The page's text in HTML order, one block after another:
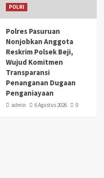
POLRI
Polres Pasuruan
Nonjobkan Anggota
Reskrim Polsek Beji,
Wujud Komitmen
Transparansi
Penanganan Dugaan
Penganiayaan
admin 6 Agustus 2026 0